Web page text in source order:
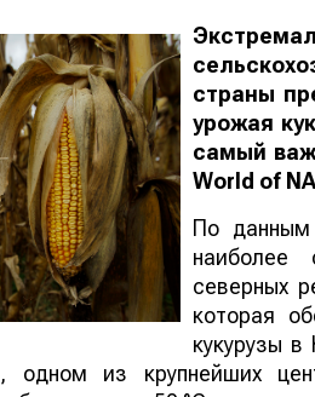
страны
урожая
самый
World of
По данным
наиболее
северных
которая
кукурузы в
одном из крупнейших